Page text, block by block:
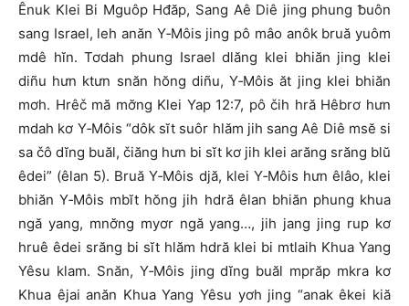
Ênuk Klei Bi Mguôp Hđăp, Sang Aê Diê jing phung ƀuôn
sang Israel, leh anăn Y‑Môis jing pô mâo anôk bruă yuôm
mdê hĭn. Tơdah phung Israel dlăng klei bhiăn jing klei
diñu hưn ktưn snăn hŏng diñu, Y‑Môis ăt jing klei bhiăn
mơh. Hrêč mă mơ̆ng Klei Yap 12:7, pô čih hră Hêbrơ hưn
mdah kơ Y‑Môis “dôk sĭt suôr hlăm jih sang Aê Diê msĕ si
sa čô dĭng buăl, čiăng hưn bi sĭt kơ jih klei arăng srăng blŭ
êdei” (êlan 5). Bruă Y‑Môis djă, klei Y‑Môis hưn êlâo, klei
bhiăn Y‑Môis mbĭt hŏng jih hdră êlan bhiăn phung khua
ngă yang, mnơ̆ng myơr ngă yang…, jih jang jing rup kơ
hruê êdei srăng bi sĭt hlăm hdră klei bi mtlaih Khua Yang
Yêsu klam. Snăn, Y‑Môis jing dĭng buăl mprăp mkra kơ
Khua êjai anăn Khua Yang Yêsu yơh jing “anak êkei kiă